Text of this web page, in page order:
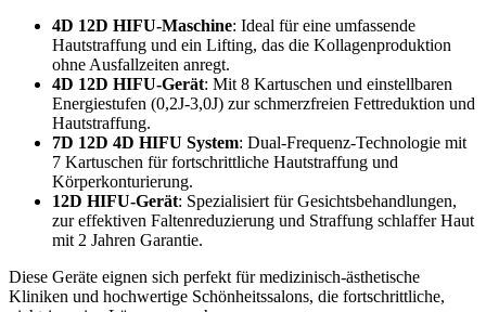
4D 12D HIFU-Maschine: Ideal für eine umfassende
Hautstraffung und ein Lifting, das die Kollagenproduktion
ohne Ausfallzeiten anregt.
4D 12D HIFU-Gerät: Mit 8 Kartuschen und einstellbaren
Energiestufen (0,2J-3,0J) zur schmerzfreien Fettreduktion und
Hautstraffung.
7D 12D 4D HIFU System: Dual-Frequenz-Technologie mit
7 Kartuschen für fortschrittliche Hautstraffung und
Körperkonturierung.
12D HIFU-Gerät: Spezialisiert für Gesichtsbehandlungen,
zur effektiven Faltenreduzierung und Straffung schlaffer Haut
mit 2 Jahren Garantie.
Diese Geräte eignen sich perfekt für medizinisch-ästhetische
Kliniken und hochwertige Schönheitssalons, die fortschrittliche,